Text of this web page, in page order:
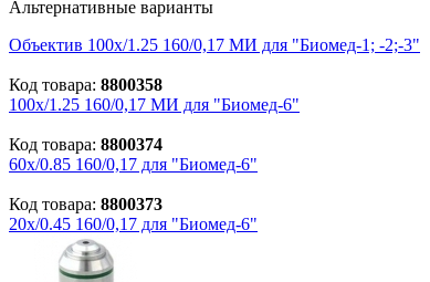
Альтернативные варианты
Объектив 100х/1.25 160/0,17 МИ для "Биомед-1; -2;-3"
Код товара: 8800358
100х/1.25 160/0,17 МИ для "Биомед-6"
Код товара: 8800374
60х/0.85 160/0,17 для "Биомед-6"
Код товара: 8800373
20х/0.45 160/0,17 для "Биомед-6"